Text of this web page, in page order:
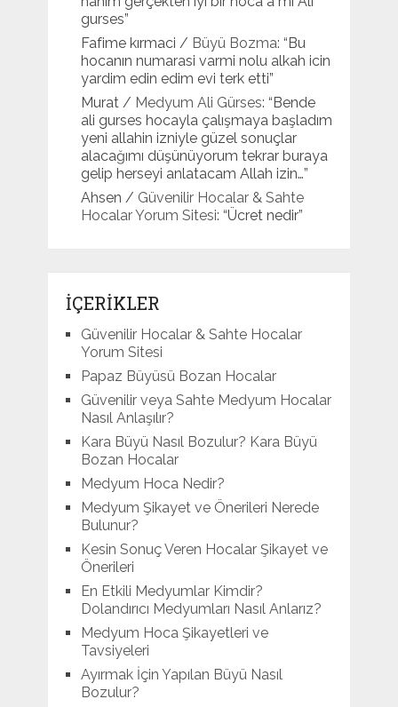
gurses”
Fafime kırmaci / Büyü Bozma: “ Bu
hocanın numarasi varmi nolu alkah icin
yardim edin edim evi terk etti”
Murat/ Medyum Ali Gürses: “ Bende
ali gurses hocayla çalışmaya başladım
yeni allahin izniyle güzel sonuçlar
alacağımı düşünüyorum tekrar buraya
gelip herseyi anlatacam Allah izin…”
Ahsen / Güvenilir Hocalar & Sahte
Hocalar Yorum Sitesi: “Ücret nedir”
İÇERİKLER
Güvenilir Hocalar & Sahte Hocalar
Yorum Sitesi
Papaz Büyüsü Bozan Hocalar
Güvenilir veya Sahte Medyum Hocalar
Nasıl Anlaşılır?
Kara Büyü Nasıl Bozulur? Kara Büyü
Bozan Hocalar
Medyum Hoca Nedir?
Medyum Şikayet ve Önerileri Nerede
Bulunur?
Kesin Sonuç Veren Hocalar Şikayet ve
Önerileri
En Etkili Medyumlar Kimdir?
Dolandırıcı Medyumları Nasıl Anlarız?
Medyum Hoca Şikayetleri ve
Tavsiyeleri
Ayırmak İçin Yapılan Büyü Nasıl
Bozulur?